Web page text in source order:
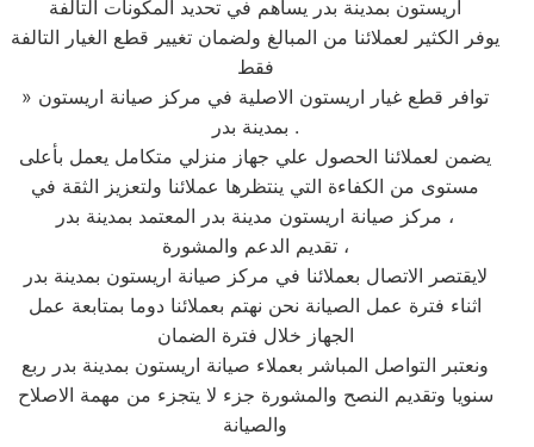
اريستون بمدينة بدر يساهم في تحديد المكونات التالفة
يوفر الكثير لعملائنا من المبالغ ولضمان تغيير قطع الغيار التالفة
فقط
» توافر قطع غيار اريستون الاصلية في مركز صيانة اريستون
بمدينة بدر .
يضمن لعملائنا الحصول علي جهاز منزلي متكامل يعمل بأعلى
مستوى من الكفاءة التي ينتظرها عملائنا ولتعزيز الثقة في
مركز صيانة اريستون مدينة بدر المعتمد بمدينة بدر ،
تقديم الدعم والمشورة ،
لايقتصر الاتصال بعملائنا في مركز صيانة اريستون بمدينة بدر
اثناء فترة عمل الصيانة نحن نهتم بعملائنا دوما بمتابعة عمل
الجهاز خلال فترة الضمان
ونعتبر التواصل المباشر بعملاء صيانة اريستون بمدينة بدر ربع
سنويا وتقديم النصح والمشورة جزء لا يتجزء من مهمة الاصلاح
والصيانة